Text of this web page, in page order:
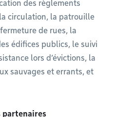
des règlements
circulation, la patrouille
de rues, la
édifices publics, le suivi
lors d’évictions, la
sauvages et errants, et
partenaires